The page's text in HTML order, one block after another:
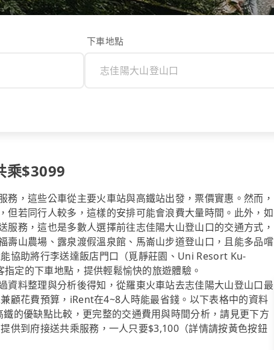
下車地點
乘$3099
，這些公車從主要火車站與高鐵站出發，票價實惠。然而，
但若同行人較多，這樣的安排可能會浪費大量時間。此外，如
務，這也是多數人選擇前往志佳陽大山登山口的交通方式，
壽山農場、露泉渡假溫泉館、馬崙山步道登山口，且能多品嚐
協助將行李送達飯店門口（覓靜莊園、Uni Resort Ku-
定的下車地點，提供輕鬆愉快的旅遊體驗。
資料整理與分析後得知，從羅東火車站去志佳陽大山登山口最
顧花費預算，iRent在4~8人時能最省錢。以下表格中的資料
的優缺點比較，更完整的交通費用與時間分析，請見更下方
供到府接送共乘服務，一人只要$3,100（詳情請按黃色按鈕